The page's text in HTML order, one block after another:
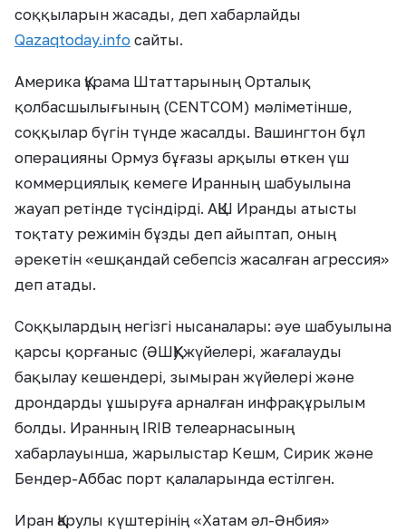
соққыларын жасады, деп хабарлайды
Qazaqtoday.info сайты.
Америка Құрама Штаттарының Орталық
қолбасшылығының (CENTCOM) мәліметінше,
соққылар бүгін түнде жасалды. Вашингтон бұл
операцияны Ормуз бұғазы арқылы өткен үш
коммерциялық кемеге Иранның шабуылына
жауап ретінде түсіндірді. АҚШ Иранды атысты
тоқтату режимін бұзды деп айыптап, оның
әрекетін «ешқандай себепсіз жасалған агрессия»
деп атады.
Соққылардың негізгі нысаналары: әуе шабуылына
қарсы қорғаныс (ӘШҚҚ) жүйелері, жағалауды
бақылау кешендері, зымыран жүйелері және
дрондарды ұшыруға арналған инфрақұрылым
болды. Иранның IRIB телеарнасының
хабарлауынша, жарылыстар Кешм, Сирик және
Бендер-Аббас порт қалаларында естілген.
Иран Қарулы күштерінің «Хатам әл-Әнбия»